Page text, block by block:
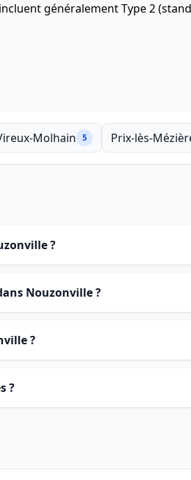
généralement Type 2
Molhain 5 Prix-lès-
?
Nouzonville ?
?
?